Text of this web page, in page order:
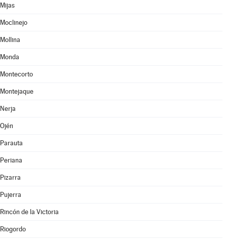
Mijas
Moclinejo
Mollina
Monda
Montecorto
Montejaque
Nerja
Ojén
Parauta
Periana
Pizarra
Pujerra
Rincón de la Victoria
Riogordo